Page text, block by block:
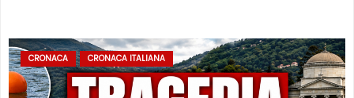
CRONACA CRONACA ITALIANA